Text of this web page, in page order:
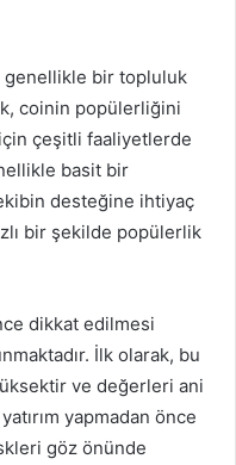
genellikle bir topluluk
coinin popülerliğini
çeşitli faaliyetlerde
basit bir
desteğine ihtiyaç
bir şekilde popülerlik
dikkat edilmesi
İlk olarak, bu
ve değerleri ani
yapmadan önce
göz önünde